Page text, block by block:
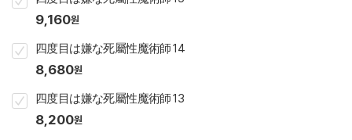
9,160원
四度目は嫌な死屬性魔術師 14
8,680원
四度目は嫌な死屬性魔術師 13
8,200원